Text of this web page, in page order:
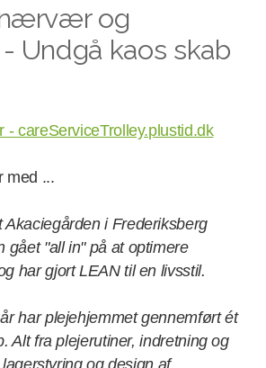
og
Undgå kaos skab
careServiceTrolley.plustid.dk
med ...
Akaciegården i Frederiksberg
gået "all in" på at optimere
har gjort LEAN til en livsstil.
har plejehjemmet gennemført ét
Alt fra plejerutiner, indretning og